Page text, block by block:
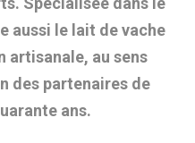
aussi le lait de vache
artisanale, au sens
des partenaires de
ans.